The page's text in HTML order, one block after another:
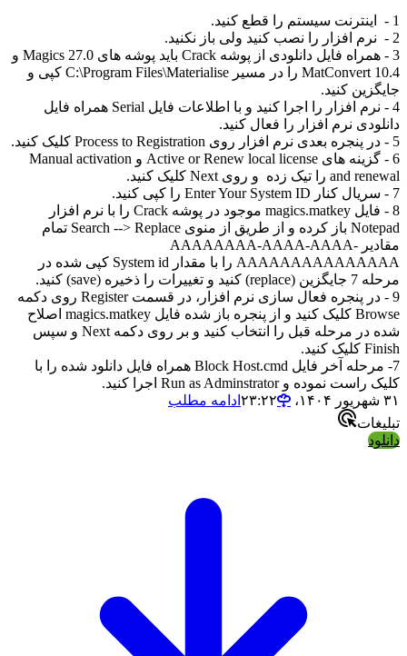
1 - اینترنت سیستم را قطع کنید.
2 - نرم افزار را نصب کنید ولی باز نکنید.
3 - همراه فایل دانلودی از پوشه Crack باید پوشه های Magics 27.0 و
MatConvert 10.4 را در مسیر C:\Program Files\Materialise کپی و
جایگزین کنید.
4 - نرم افزار را اجرا کنید و با اطلاعات فایل Serial همراه فایل
دانلودی نرم افزار را فعال کنید.
5 - در پنجره بعدی نرم افزار روی Process to Registration کلیک کنید.
6 - گزینه های Active or Renew local license و Manual activation
and renewal را تیک زده و روی Next کلیک کنید.
7 - سریال کنار Enter Your System ID را کپی کنید.
8 - فایل magics.matkey موجود در پوشه Crack را با نرم افزار
Notepad باز کرده و از طریق از منوی Search --> Replace تمام
مقادیر AAAAAAAA-AAAA-AAAA-
AAAAAAAAAAAAAAA را با مقدار System id کپی شده در
مرحله 7 جایگزین (replace) کنید و تغییرات را ذخیره (save) کنید.
9 - در پنجره فعال سازی نرم افزار، در قسمت Register روی دکمه
Browse کلیک کنید و از پنجره باز شده فایل magics.matkey اصلاح
شده در مرحله قبل را انتخاب کنید و بر روی دکمه Next و سپس
Finish کلیک کنید.
7- مرحله آخر فایل Block Host.cmd همراه فایل دانلود شده را با
کلیک راست نموده و Run as Adminstrator اجرا کنید.
۳۱ شهریور ۱۴۰۴،‏ ۲۳:۲۲
ادامه مطلب
تبلیغات
دانلود